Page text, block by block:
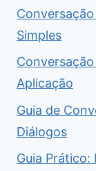
Simples
Aplicação
Guia de
Diálogos
Guia Prático: